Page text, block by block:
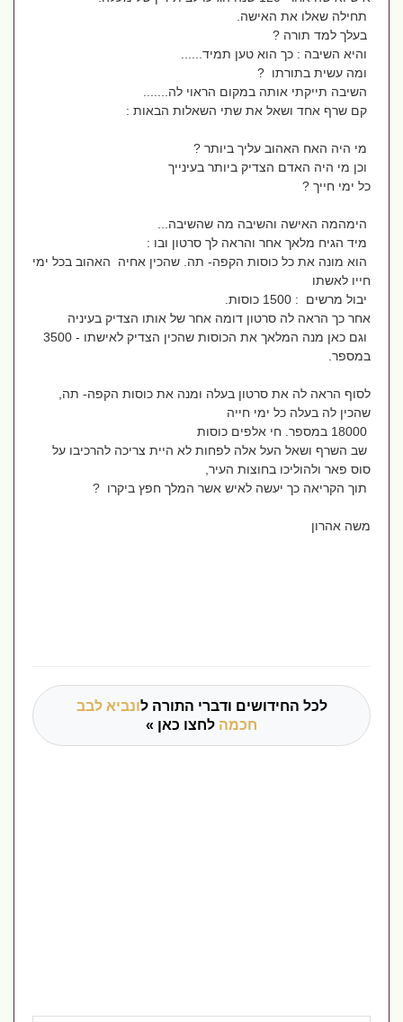
תחילה שאלו את האישה.
בעלך למד תורה ?
והיא השיבה : כך הוא טען תמיד......
ומה עשית בתורתו ?
השיבה תייקתי אותה במקום הראוי לה.......
קם שרף אחד ושאל את שתי השאלות הבאות :
מי היה האח האהוב עליך ביותר ?
וכן מי היה האדם הצדיק ביותר בעינייך
כל ימי חייך ?
הימהמה האישה והשיבה מה שהשיבה...
מיד הגיח מלאך אחר והראה לך סרטון ובו :
הוא מונה את כל כוסות הקפה- תה. שהכין אחיה האהוב בכל ימי
חייו לאשתו
יבול מרשים : 1500 כוסות.
אחר כך הראה לה סרטון דומה אחר של אותו הצדיק בעיניה
וגם כאן מנה המלאך את הכוסות שהכין הצדיק לאישתו - 3500
במספר.
לסוף הראה לה את סרטון בעלה ומנה את כוסות הקפה- תה,
שהכין לה בעלה כל ימי חייה
שב השרף ושאל העל אלה לפחות לא היית צריכה להרכיבו על
סוס פאר ולהוליכו בחוצות העיר,
תוך הקריאה כך יעשה לאיש אשר המלך חפץ ביקרו ?
משה אהרון
לכל החידושים ודברי התורה לונביא לבב
חכמהלחצו כאן »